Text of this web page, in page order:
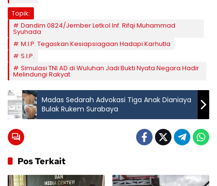
Topik:
Dandim 0824/Jember Letkol Inf. Rifqi Muhammad
Syuhada
M.I.P. Tegaskan Kesiapsiagaan Hadapi Karhutla
S.I.P.
Simulasi TNI AD di Wuluhan Jadi Bukti Nyata Negara Hadir
Melindungi Rakyat
Madas Sedarah Advokasi Tiga Anak Dianiaya
Bulak Rukem Surabaya
Pos Terkait